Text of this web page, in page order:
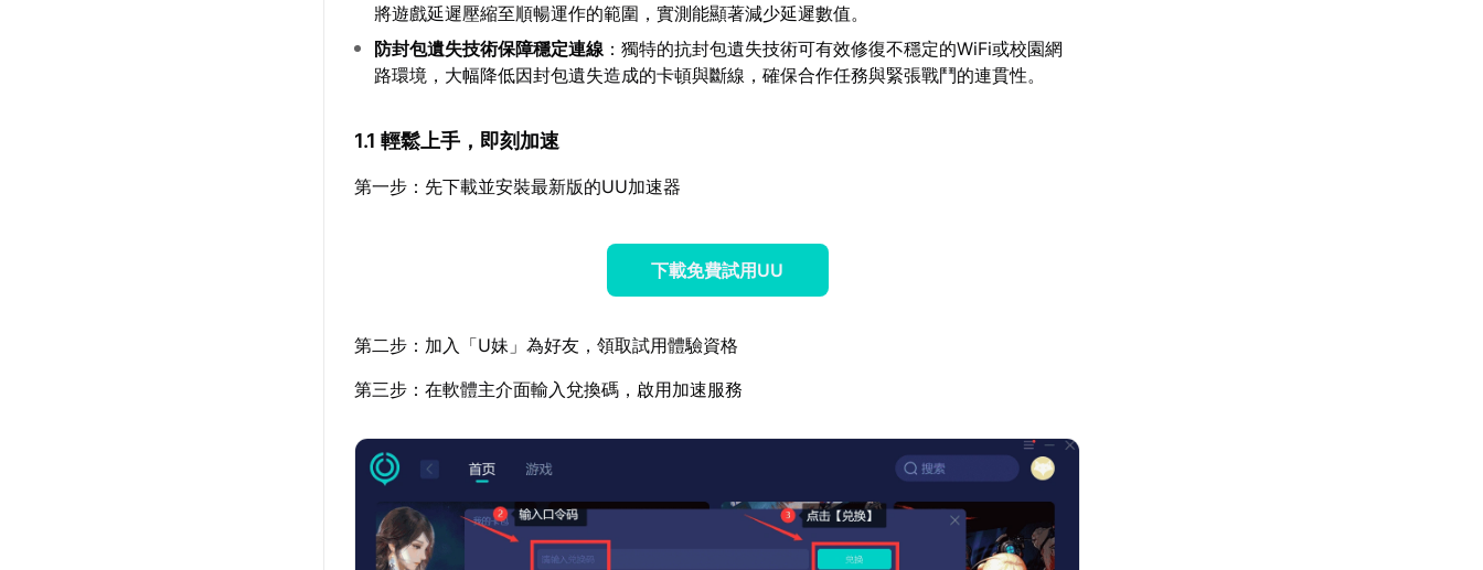
將遊戲延遲壓縮至順暢運作的範圍，實測能顯著減少延遲數值。
防封包遺失技術保障穩定連線 ：獨特的抗封包遺失技術可有效修復不穩定的WiFi或校園網
路環境，大幅降低因封包遺失造成的卡頓與斷線，確保合作任務與緊張戰鬥的連貫性。
1.1 輕鬆上手，即刻加速
第一步：先下載並安裝最新版的UU加速器
下載免費試用UU
第二步：加入「U妹」為好友，領取試用體驗資格
第三步：在軟體主介面輸入兌換碼，啟用加速服務